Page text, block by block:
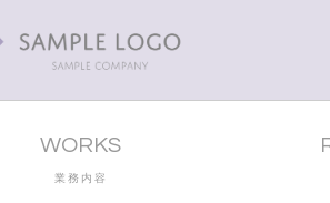
WORKS
業務内容